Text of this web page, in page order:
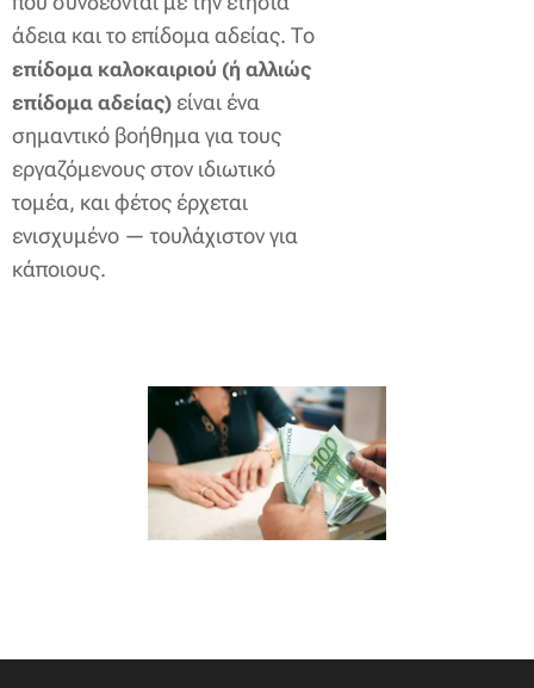
άδεια και το επίδομα αδείας. Το
επίδομα καλοκαιριού (ή αλλιώς
επίδομα αδείας) είναι ένα
σημαντικό βοήθημα για τους
εργαζόμενους στον ιδιωτικό
τομέα, και φέτος έρχεται
ενισχυμένο — τουλάχιστον για
κάποιους.